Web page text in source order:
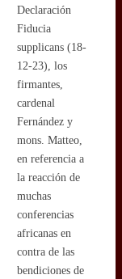
Declaración
Fiducia
supplicans (18-
12-23), los
firmantes,
cardenal
Fernández y
mons. Matteo,
en referencia a
la reacción de
muchas
conferencias
africanas en
contra de las
bendiciones de